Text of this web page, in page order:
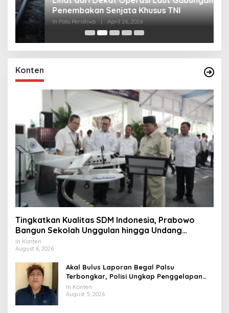
Penembakan Senjata Khusus TNI
In Foto Peristiwa | April 26, 2026
Konten
Tingkatkan Kualitas SDM Indonesia, Prabowo
Bangun Sekolah Unggulan hingga Undang
Universitas Terbaik Dunia
In Konten
August 6, 2026
Akal Bulus Laporan Begal Palsu
Terbongkar, Polisi Ungkap Penggelapan
Uang Perusahaan untuk Crypto
In Konten
August 5, 2026